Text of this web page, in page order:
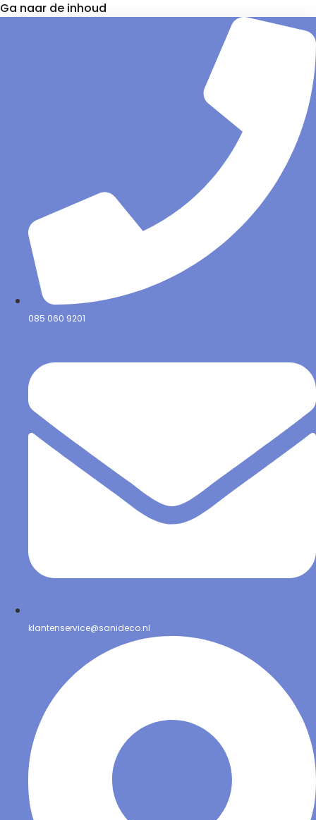
Ga naar de inhoud
085 060 9201
klantenservice@sanideco.nl